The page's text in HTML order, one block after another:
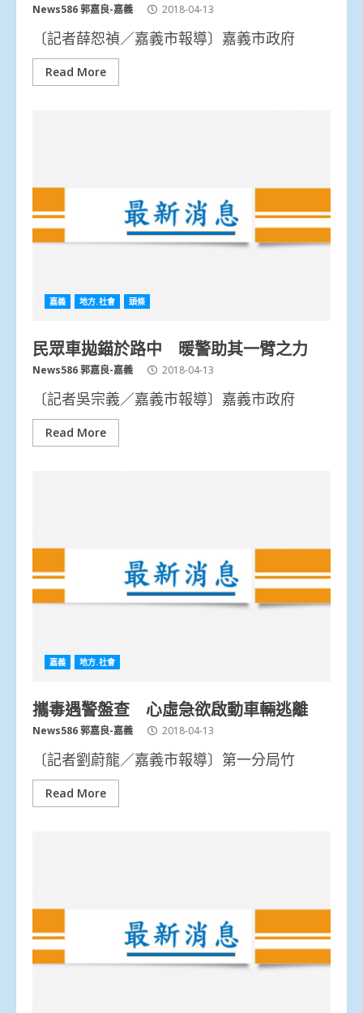
News586 郭嘉良-嘉義 2018-04-13
〔記者薛恕禎／嘉義市報導〕嘉義市政府
Read More
嘉義 地方.社會 頭條
民眾車拋錨於路中 暖警助其一臂之力
News586 郭嘉良-嘉義 2018-04-13
〔記者吳宗義／嘉義市報導〕嘉義市政府
Read More
嘉義 地方.社會
攜毒遇警盤查 心虛急欲啟動車輛逃離
News586 郭嘉良-嘉義 2018-04-13
〔記者劉蔚龍／嘉義市報導〕第一分局竹
Read More